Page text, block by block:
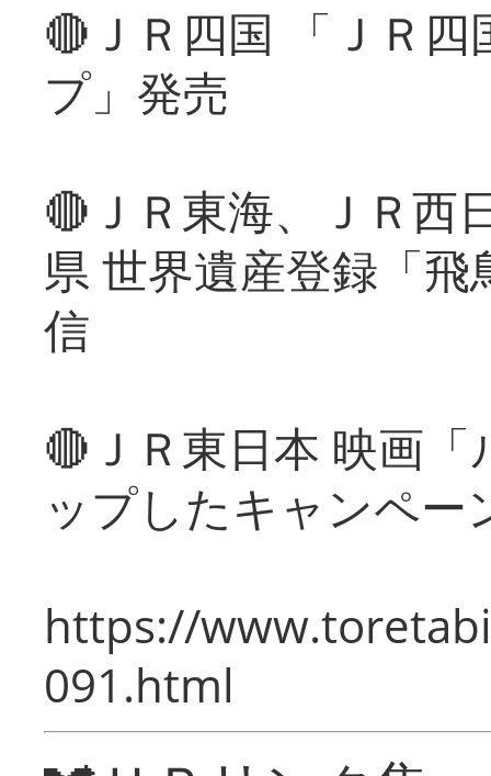
🔴ＪＲ四国 「ＪＲ
プ」発売
🔴ＪＲ東海、ＪＲ西
県 世界遺産登録「
信
🔴ＪＲ東日本 映画
ップしたキャンペー
https://
091.html